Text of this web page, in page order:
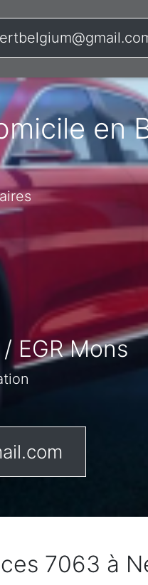
en
EGR Mons
7063 à